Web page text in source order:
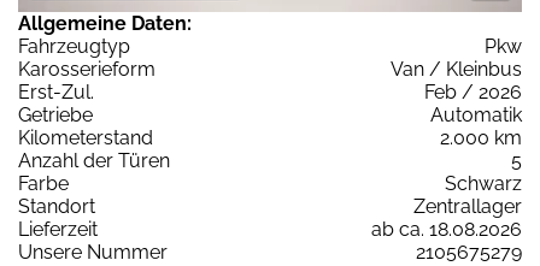
Allgemeine Daten:
Fahrzeugtyp
Pkw
Karosserieform
Van / Kleinbus
Erst-Zul.
Feb / 2026
Getriebe
Automatik
Kilometerstand
2.000 km
Anzahl der Türen
5
Farbe
Schwarz
Standort
Zentrallager
Lieferzeit
ab ca. 18.08.2026
Unsere Nummer
2105675279